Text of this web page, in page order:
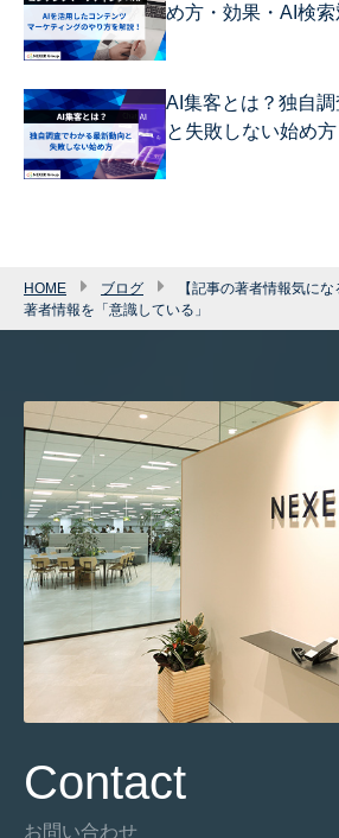
め方・効果・AI検
AI集客とは？独自
と失敗しない始め方
HOME ブログ
【記事の著者情報気に
著者情報を「意識している」
Contact
お問い合わせ